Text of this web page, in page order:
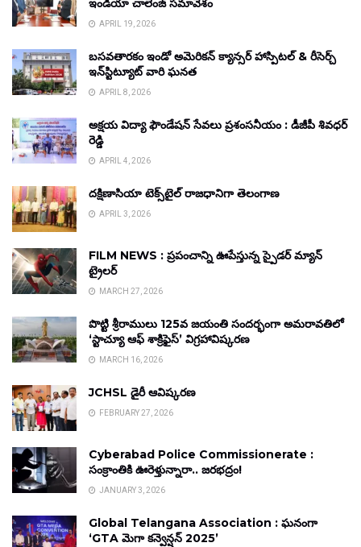
ఇండియా చాలెంజ్ సమావేశం
APRIL 19, 2026
బసవతారకం ఇండో అమెరికన్ క్యాన్సర్ హాస్పిటల్ & రీసెర్చ్
ఇన్‌స్టిట్యూట్ వారి ఘనత
APRIL 8, 2026
అక్షయ విద్యా ఫౌండేషన్ సేవలు ప్రశంసనీయం : డీజీపీ శివధర్
రెడ్డి
APRIL 4, 2026
దక్షిణాసియా టెక్స్‌టైల్ రాజధానిగా తెలంగాణ
APRIL 3, 2026
FILM NEWS : ప్రపంచాన్ని ఊపేస్తున్న స్పైడర్ మ్యాన్
ట్రైలర్
MARCH 27, 2026
పొట్టి శ్రీరాములు 125వ జయంతి సందర్భంగా అమరావతిలో
‘స్టాచ్యూ ఆఫ్ శాక్రిఫైస్’ విగ్రహావిష్కరణ
MARCH 16, 2026
JCHSL డైరీ ఆవిష్కరణ
FEBRUARY 27, 2026
Cyberabad Police Commissionerate :
సంక్రాంతికి ఊరెళ్తున్నారా.. జరభద్రం!
JANUARY 3, 2026
Global Telangana Association : ఘనంగా
‘GTA మెగా కన్వెన్షన్ 2025’